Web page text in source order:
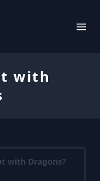
with
with Dragons?